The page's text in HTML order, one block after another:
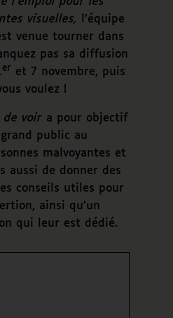
visuelles,
l’équipe
venue tourner dans
pas sa diffusion
er et 7 novembre, puis
voulez !
de voir a pour objectif
public au
malvoyantes et
aussi de donner des
conseils utiles pour
ainsi qu’un
qui leur est dédié.